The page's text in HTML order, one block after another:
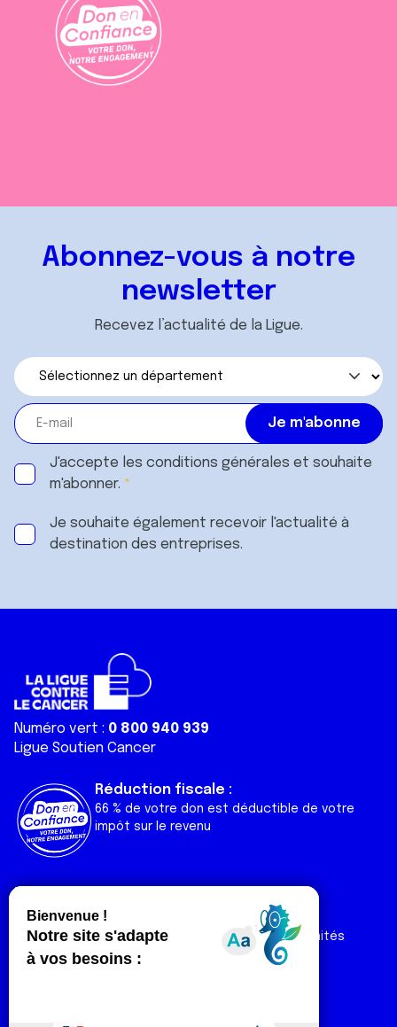
Abonnez-vous à notre
newsletter
Recevez l’actualité de la Ligue.
J'accepte les conditions générales et souhaite
m'abonner.
Je souhaite également recevoir l'actualité à
destination des entreprises.
Numéro vert : 0 800 940 939
Ligue Soutien Cancer
Réduction fiscale :
66 % de votre don est déductible de votre
impôt sur le revenu
Liens utiles
Nos actualités
Nos publications
Contact
Espace Ligue & comités
Espace chercheur